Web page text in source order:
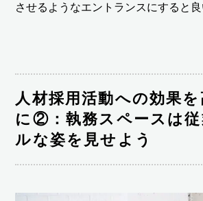
させるようなエントランスにすると良
人材採用活動への効果
に②：執務スペースは従
ルな姿を見せよう